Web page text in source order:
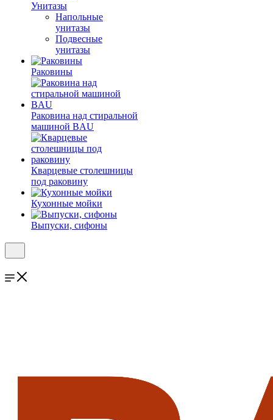
Унитазы
Напольные
унитазы
Подвесные
унитазы
Раковины
Раковина над стиральной
машиной BAU
Кварцевые столешницы
под раковину
Кухонные мойки
Выпуски, сифоны